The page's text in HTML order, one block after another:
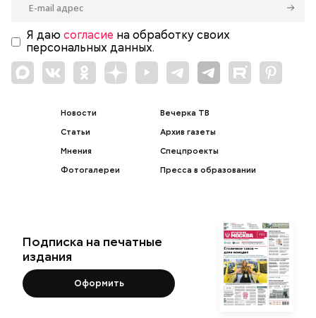
Я даю согласие на обработку своих
персональных данных.
Новости
Статьи
Мнения
Фотогалереи
Вечерка ТВ
Архив газеты
Спецпроекты
Пресса в образовании
Подписка на печатные
издания
Оформить